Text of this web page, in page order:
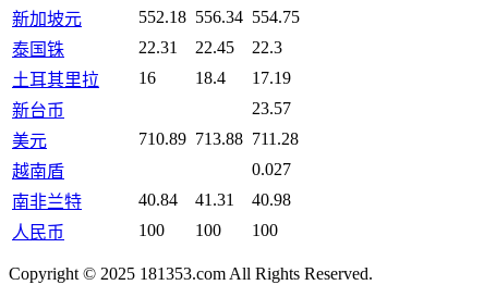
新加坡元
552.18 556.34 554.75
泰国铢
22.31 22.45
22.3
土耳其里拉
16 18.4
17.19
新台币
23.57
美元
710.89 713.88 711.28
越南盾
0.027
南非兰特
40.84 41.31
40.98
人民币
100 100 100
Copyright © 2025 181353.com All Rights Reserved.